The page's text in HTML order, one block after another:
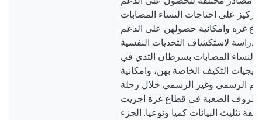
على احتاجات النساء المصابات
غزه وامكانية حصولهن على الدعم
الدراسة لاستكشاف التحديات النفسية
النساء المصابات بسرطان الثدي في
التكيف الخاصة بهن، وامكانية
الرسمي وغير الرسمي خلال رحلة
الصعبة في قطاع غزة اجريت
تثليث البيانات كميا ونوعيا. الجزء